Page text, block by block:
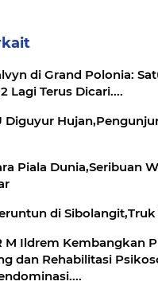
Korban
Ditemukan,2 Lagi Terus Dicari....
Diguyur
Piala Dunia,Seribuan
di Sibolangit,Truk
M Ildrem Kembangkan
dan Rehabilitasi